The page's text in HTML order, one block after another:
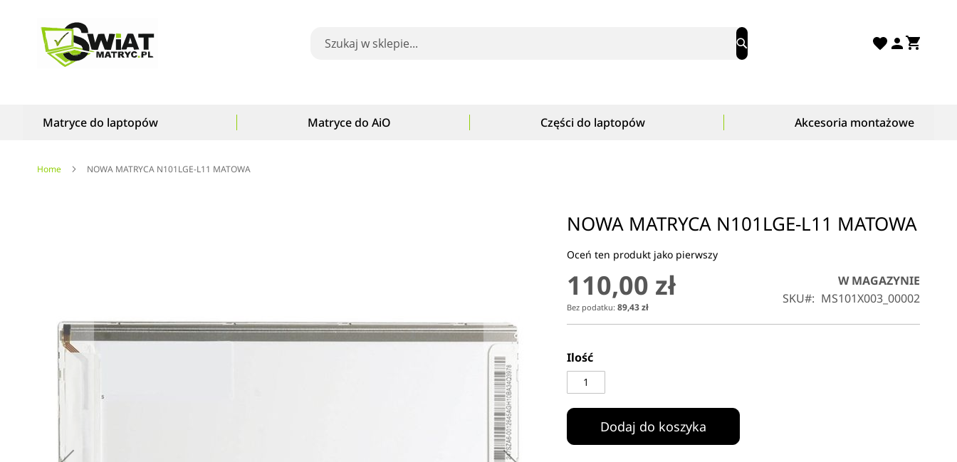
Search
Mój
Matryce do laptopów Matryce do AiO Części do laptopów Akcesoria montażowe
Home NOWA MATRYCA N101LGE-L11 MATOWA
NOWA MATRYCA N101LGE-L11 MATOWA
Oceń ten produkt jako pierwszy
110,00 zł
89,43 zł
W MAGAZYNIE
SKU
MS101X003_00002
Ilość
Dodaj do koszyka